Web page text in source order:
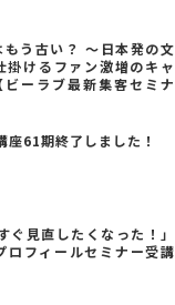
う古い？ ～日本発の文
けるファン激増のキャ
ーラブ最新集客セミナ
61期終了しました！
ぐ見直したくなった！」
フィールセミナー受講